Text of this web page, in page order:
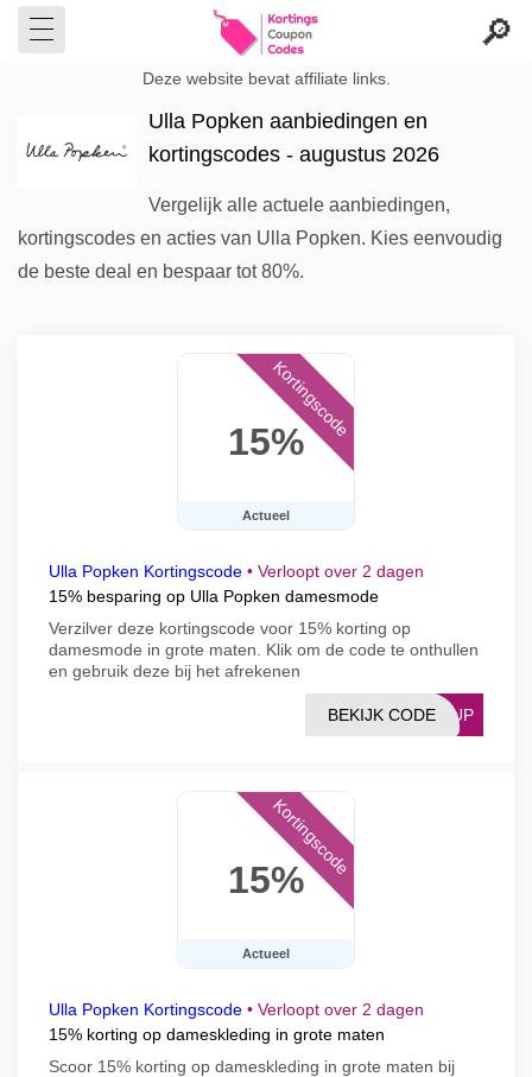
Deze website bevat affiliate links.
Ulla Popken aanbiedingen en
kortingscodes - augustus 2026
Vergelijk alle actuele aanbiedingen,
kortingscodes en acties van Ulla Popken. Kies eenvoudig
de beste deal en bespaar tot 80%.
15%
Actueel
Kortingscode
Ulla Popken Kortingscode • Verloopt over 2 dagen
15% besparing op Ulla Popken damesmode
Verzilver deze kortingscode voor 15% korting op
damesmode in grote maten. Klik om de code te onthullen
en gebruik deze bij het afrekenen
IPUP
BEKIJK CODE
15%
Actueel
Kortingscode
Ulla Popken Kortingscode • Verloopt over 2 dagen
15% korting op dameskleding in grote maten
Scoor 15% korting op dameskleding in grote maten bij